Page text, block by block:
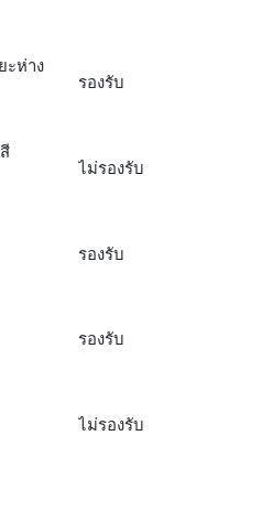
ะห่าง
รองรับ
ไม่รองรับ
รองรับ
รองรับ
ไม่รองรับ